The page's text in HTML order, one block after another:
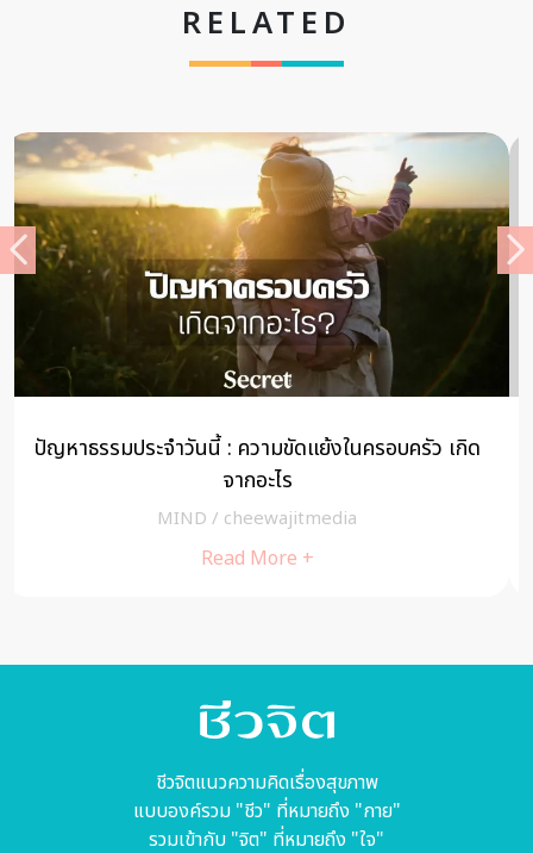
RELATED
6 เหตุผล ที่ทำให้คุณยังไม่พบเนื้อคู่ของตัวเองเสียที
MIND /cheewajitmedia
Read More +
ชีวจิตแนวความคิดเรื่องสุขภาพ
แบบองค์รวม "ชีว" ที่หมายถึง "กาย"
รวมเข้ากับ "จิต" ที่หมายถึง "ใจ"